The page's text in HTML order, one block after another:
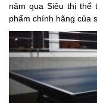
năm qua Siêu thị thể
phẩm chính hãng của